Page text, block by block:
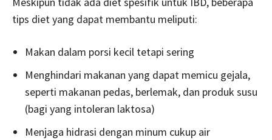
tips diet yang dapat membantu meliputi:
Makan dalam porsi kecil tetapi sering
Menghindari makanan yang dapat memicu gejala,
seperti makanan pedas, berlemak, dan produk susu
(bagi yang intoleran laktosa)
Menjaga hidrasi dengan minum cukup air